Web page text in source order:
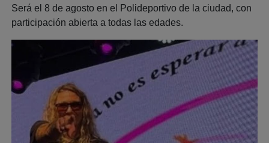
Será el 8 de agosto en el Polideportivo de la ciudad, con
participación abierta a todas las edades.